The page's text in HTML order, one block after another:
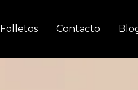
Folletos Contacto